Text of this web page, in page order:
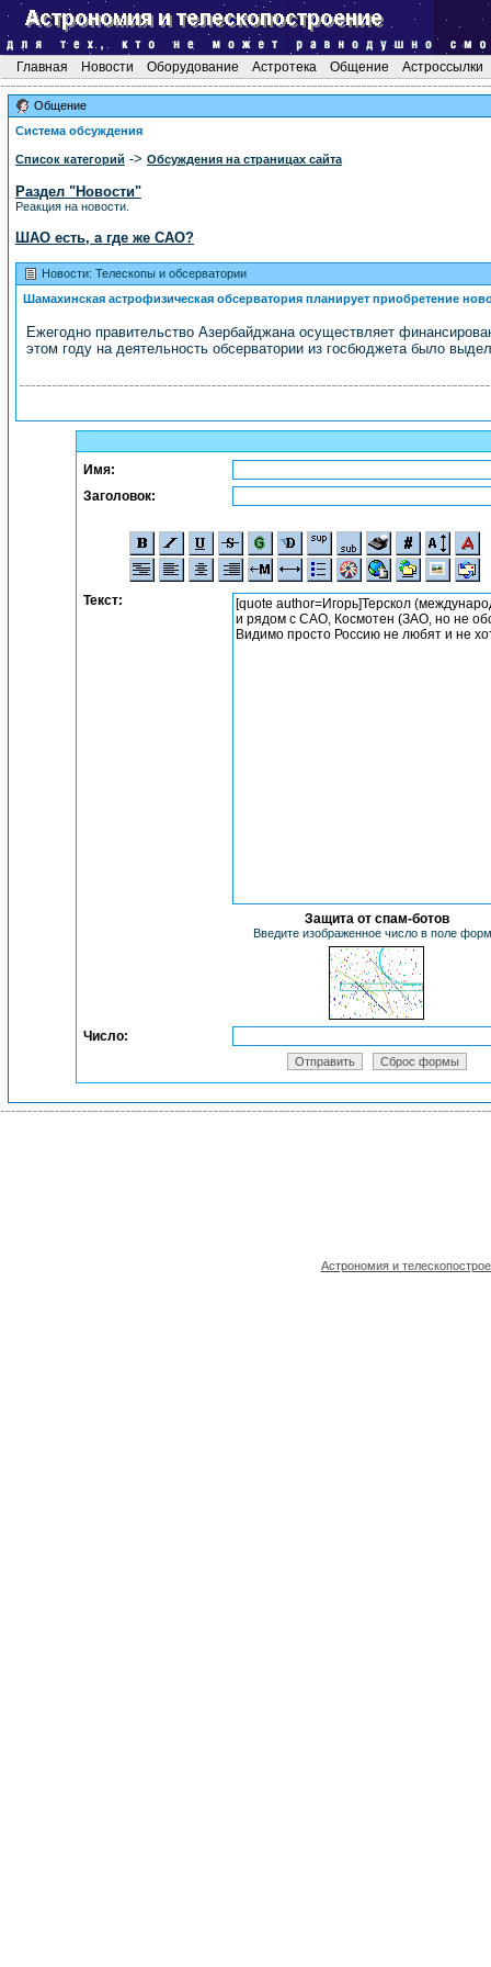
Главная Новости Оборудование Астротека Общение Астроссылки
Общение
Система обсуждения
Список категорий -> Обсуждения на страницах сайта
Раздел "Новости"
Реакция на новости.
ШАО есть, а где же САО?
Новости: Телескопы и обсерватории
Шамахинская астрофизическая обсерватория планирует приобретение
Ежегодно правительство Азербайджана осуществляет
этом году на деятельность обсерватории из госбюджета было
Имя:
Заголовок:
Текст:
Защита от спам-ботов
Введите изображенное число в поле
Число:
Астрономия и